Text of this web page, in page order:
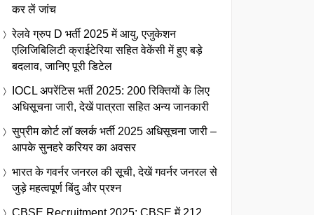
कर लें जांच
रेलवे ग्रुप D भर्ती 2025 में आयु, एजुकेशन
एलिजिबिलिटी क्राईटेरिया सहित वेकेंसी में हुए बड़े
बदलाव, जानिए पूरी डिटेल
IOCL अपरेंटिस भर्ती 2025: 200 रिक्तियों के लिए
अधिसूचना जारी, देखें पात्रता सहित अन्य जानकारी
सुप्रीम कोर्ट लॉ क्लर्क भर्ती 2025 अधिसूचना जारी –
आपके सुनहरे करियर का अवसर
भारत के गवर्नर जनरल की सूची, देखें गवर्नर जनरल से
जुड़े महत्वपूर्ण बिंदु और प्रश्न
CBSE Recruitment 2025: CBSE में 212